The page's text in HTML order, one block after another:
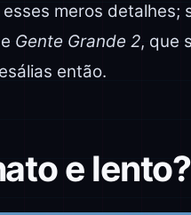
meros detalhes;
e Gente Grande 2, que
então.
e lento?